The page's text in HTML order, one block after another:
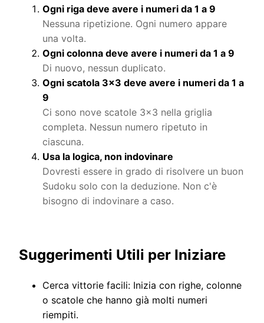
Ogni riga deve avere i numeri da 1 a 9
Nessuna ripetizione. Ogni numero appare
una volta.
Ogni colonna deve avere i numeri da 1 a 9
Di nuovo, nessun duplicato.
Ogni scatola 3×3 deve avere i numeri da 1 a
9
Ci sono nove scatole 3×3 nella griglia
completa. Nessun numero ripetuto in
ciascuna.
Usa la logica, non indovinare
Dovresti essere in grado di risolvere un buon
Sudoku solo con la deduzione. Non c'è
bisogno di indovinare a caso.
Suggerimenti Utili per Iniziare
Cerca vittorie facili: Inizia con righe, colonne
o scatole che hanno già molti numeri
riempiti.